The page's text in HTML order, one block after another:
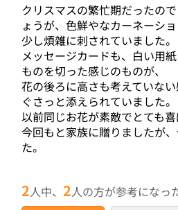
クリスマスの繁忙期だったの
ょうが、色鮮やなカーネーショ
少し煩雑に刺されていました。
メッセージカードも、白い用
ものを切った感じのものが、
花の後ろに高さも考えていな
ぐさっと添えられていました。
以前同じお花が素敵でとても喜
今回もと家族に贈りましたが
た。
2人中、 2人の方が参考になっ